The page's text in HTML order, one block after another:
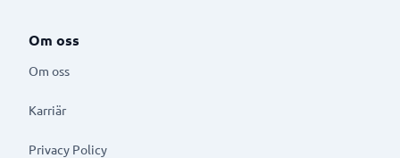
Om oss
Om oss
Karriär
Privacy Policy